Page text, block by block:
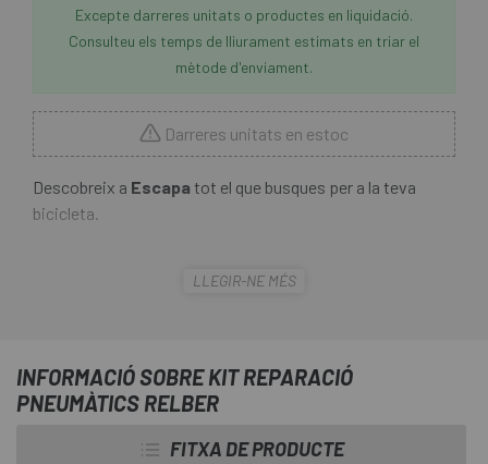
Excepte darreres unitats o productes en liquidació.
Consulteu els temps de lliurament estimats en triar el
mètode d'enviament.
Darreres unitats en estoc
Descobreix a Escapa tot el que busques per a la teva
bicicleta.
està compost de 10 metxes i 2 eines de col·locació (un
tubeless i el líquid no és capaç de segellar el forat per les
seves grans dimensions.
LLEGIR-NE MÉS
INFORMACIÓ SOBRE KIT REPARACIÓ
PNEUMÀTICS RELBER
FITXA DE PRODUCTE